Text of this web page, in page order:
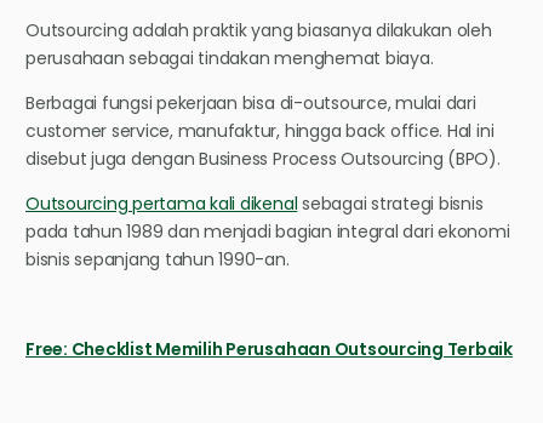
Outsourcing adalah praktik yang biasanya dilakukan oleh
perusahaan sebagai tindakan menghemat biaya.
Berbagai fungsi pekerjaan bisa di-outsource, mulai dari
customer service, manufaktur, hingga back office. Hal ini
disebut juga dengan Business Process Outsourcing (BPO).
Outsourcing pertama kali dikenal sebagai strategi bisnis
pada tahun 1989 dan menjadi bagian integral dari ekonomi
bisnis sepanjang tahun 1990-an.
Free: Checklist Memilih Perusahaan Outsourcing Terbaik